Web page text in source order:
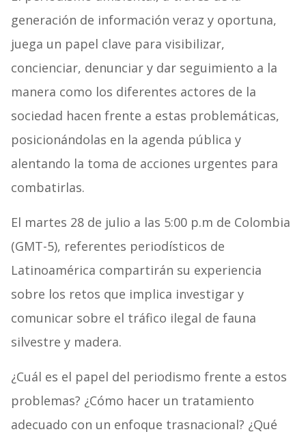
generación de información veraz y oportuna,
juega un papel clave para visibilizar,
concienciar, denunciar y dar seguimiento a la
manera como los diferentes actores de la
sociedad hacen frente a estas problemáticas,
posicionándolas en la agenda pública y
alentando la toma de acciones urgentes para
combatirlas.
El martes 28 de julio a las 5:00 p.m de Colombia
(GMT-5), referentes periodísticos de
Latinoamérica compartirán su experiencia
sobre los retos que implica investigar y
comunicar sobre el tráfico ilegal de fauna
silvestre y madera.
¿Cuál es el papel del periodismo frente a estos
problemas? ¿Cómo hacer un tratamiento
adecuado con un enfoque trasnacional? ¿Qué